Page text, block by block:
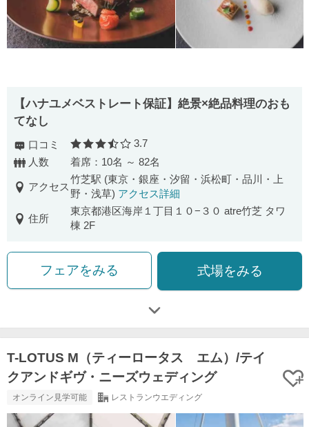
【ハナユメベストレート保証】絶景×絶品料理のおも
てなし
口コミ 口コミ評価
3.7
人数
着席：10名 ～ 82名
アクセス
竹芝駅 (東京・銀座・汐留・浜松町・品川・上
野・浅草) アクセス詳細
住所
東京都港区海岸１丁目１０−３０ atre竹芝 タワ
棟 2F
フェアをみる 式場をみる
T-LOTUS M（ティーロータス エム）/テイ
クアンドギヴ・ニーズウェディング
オンライン見学可能 レストランウエディング